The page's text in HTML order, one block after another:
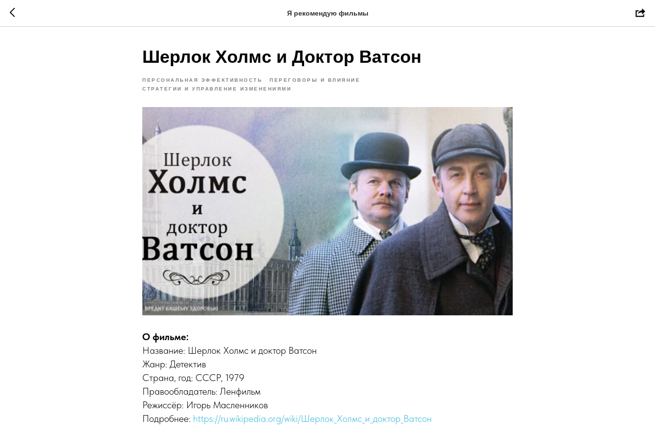
Я рекомендую фильмы
Шерлок Холмс и Доктор Ватсон
ПЕРСОНАЛЬНАЯ ЭФФЕКТИВНОСТЬ
ПЕРЕГОВОРЫ И ВЛИЯНИЕ
СТРАТЕГИИ И УПРАВЛЕНИЕ ИЗМЕНЕНИЯМИ
О фильме:
Название: Шерлок Холмс и доктор Ватсон
Жанр: Детектив
Страна, год: СССР, 1979
Правообладатель: Ленфильм
Режиссёр: Игорь Масленников
Подробнее: https://ru.wikipedia.org/wiki/Шерлок_Холмс_и_доктор_Ватсон